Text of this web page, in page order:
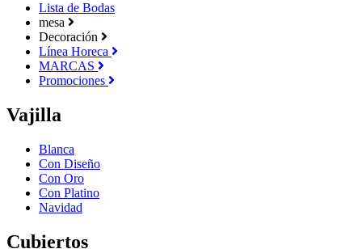
Lista de Bodas
mesa
Decoración
Línea Horeca
MARCAS
Promociones
Vajilla
Blanca
Con Diseño
Con Oro
Con Platino
Navidad
Cubiertos